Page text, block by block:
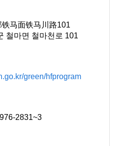
马面铁马川路101
철마면 철마천로 101
green/hfprogram
2831~3